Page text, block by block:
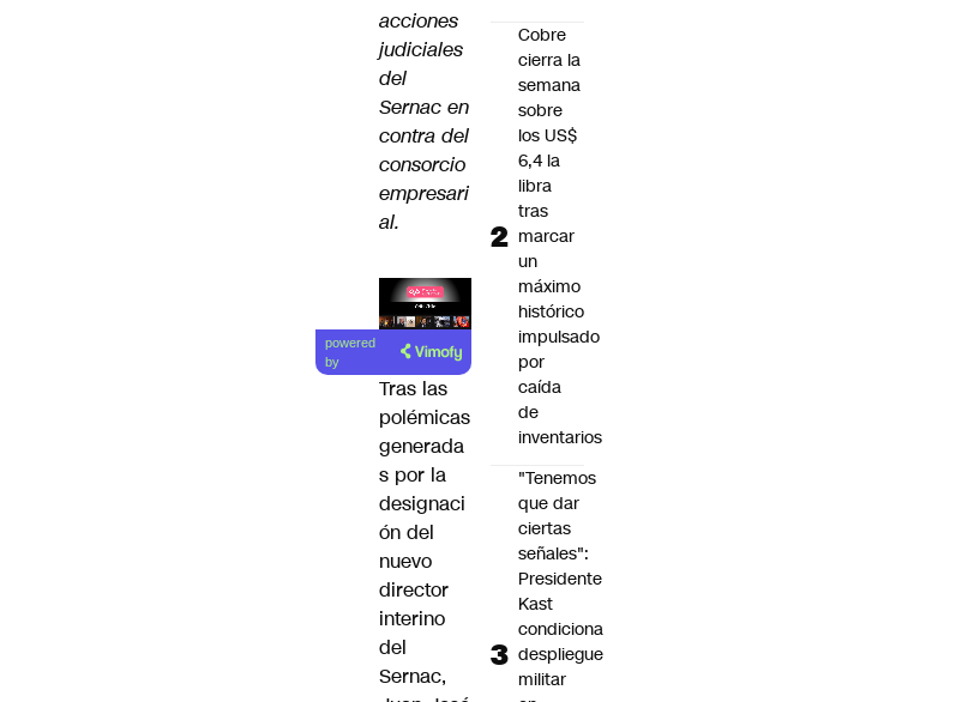
acciones
judiciales
del
Sernac en
contra del
consorcio
empresari
al.
Lea el
artículo
powered
by
Tras las
polémicas
generada
s por la
designaci
ón del
nuevo
director
interino
del
Sernac,
Cobre
cierra la
semana
sobre
los US$
6,4 la
libra
tras
marcar
un
máximo
histórico
impulsado
por
caída
de
inventarios
"Tenemos
que dar
ciertas
señales":
Presidente
Kast
condiciona
despliegue
militar